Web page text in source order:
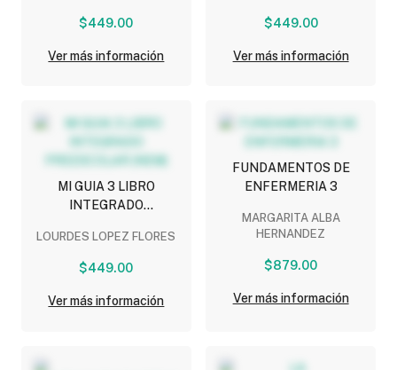
$449.00
Ver más información
$449.00
Ver más información
MI GUIA 3 LIBRO
INTEGRADO
LOURDES LOPEZ FLORES
$449.00
Ver más información
FUNDAMENTOS DE
ENFERMERIA 3
MARGARITA ALBA
HERNANDEZ
$879.00
Ver más información